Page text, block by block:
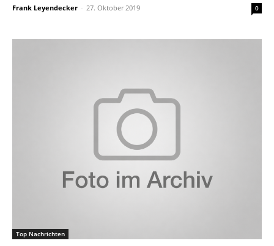
Frank Leyendecker - 27. Oktober 2019 0
Top Nachrichten